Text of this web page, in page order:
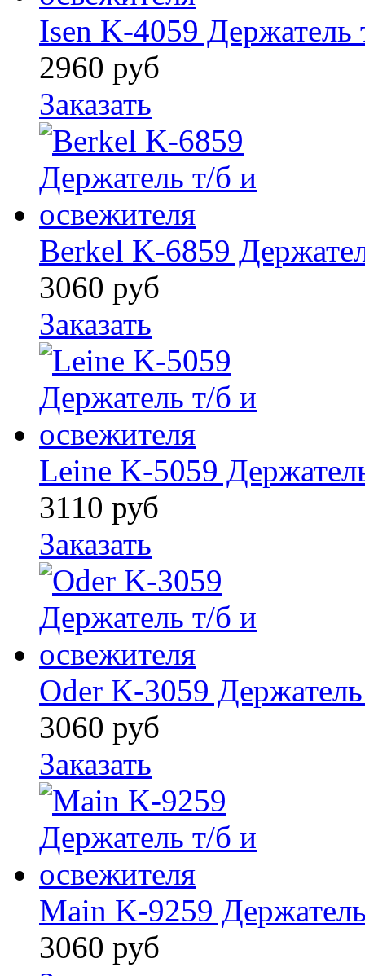
Isen K-4059 Держатель
2960 руб
Заказать
Berkel K-6859
3060 руб
Заказать
Leine K-5059
3110 руб
Заказать
Oder K-3059
3060 руб
Заказать
Main K-9259
3060 руб